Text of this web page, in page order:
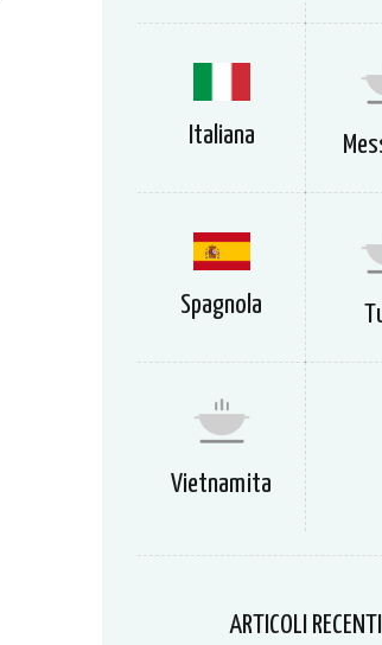
Italiana
Spagnola
Vietnamita
ARTICOLI RECENTI